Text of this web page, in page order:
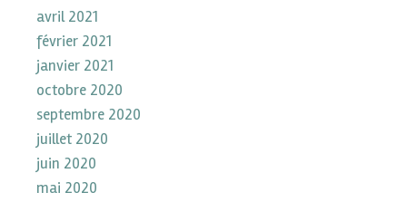
avril 2021
février 2021
janvier 2021
octobre 2020
septembre 2020
juillet 2020
juin 2020
mai 2020